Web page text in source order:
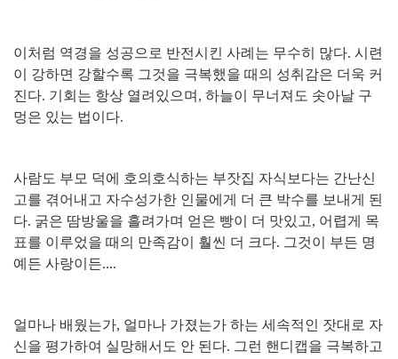
이처럼 역경을 성공으로 반전시킨 사례는 무수히 많다. 시련
이 강하면 강할수록 그것을 극복했을 때의 성취감은 더욱 커
진다. 기회는 항상 열려있으며 , 하늘이 무너져도 솟아날 구
멍은 있는 법이다.
사람도 부모 덕에 호의호식하는 부잣집 자식보다는 간난신
고를 겪어내고 자수성가한 인물에게 더 큰 박수를 보내게 된
다. 굵은 땀방울을 흘려가며 얻은 빵이 더 맛있고, 어렵게 목
표를 이루었을 때의 만족감이 훨씬 더 크다. 그것이 부든 명
예든 사랑이든....
얼마나 배웠는가, 얼마나 가졌는가 하는 세속적인 잣대로 자
신을 평가하여 실망해서도 안 된다. 그런 핸디캡을 극복하고